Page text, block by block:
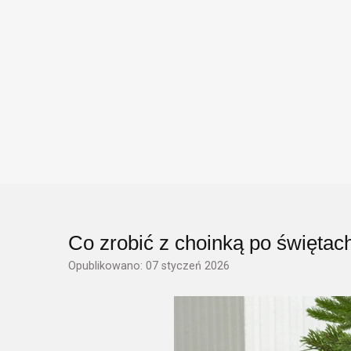
Co zrobić z choinką po
Opublikowano: 07 styczeń 2026